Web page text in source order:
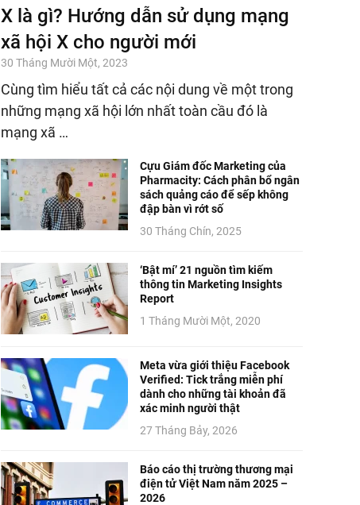
X là gì? Hướng dẫn sử dụng mạng
xã hội X cho người mới
30 Tháng Mười Một, 2023
Cùng tìm hiểu tất cả các nội dung về một trong
những mạng xã hội lớn nhất toàn cầu đó là
mạng xã …
Cựu Giám đốc Marketing của
Pharmacity: Cách phân bổ ngân
sách quảng cáo để sếp không
đập bàn vì rớt số
30 Tháng Chín, 2025
‘Bật mí’ 21 nguồn tìm kiếm
thông tin Marketing Insights
Report
1 Tháng Mười Một, 2020
Meta vừa giới thiệu Facebook
Verified: Tick trắng miễn phí
dành cho những tài khoản đã
xác minh người thật
27 Tháng Bảy, 2026
Báo cáo thị trường thương mại
điện tử Việt Nam năm 2025 –
2026